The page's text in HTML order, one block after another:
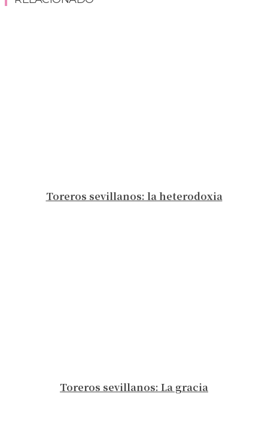
Toreros sevillanos: la heterodoxia
Toreros sevillanos: La gracia